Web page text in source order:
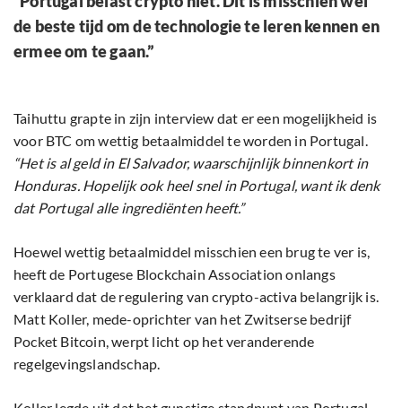
de beste tijd om de technologie te leren kennen en
ermee om te gaan.”
Taihuttu grapte in zijn interview dat er een mogelijkheid is
voor BTC om wettig betaalmiddel te worden in Portugal.
“Het is al geld in El Salvador, waarschijnlijk binnenkort in
Honduras. Hopelijk ook heel snel in Portugal, want ik denk
dat Portugal alle ingrediënten heeft.”
Hoewel wettig betaalmiddel misschien een brug te ver is,
heeft de Portugese Blockchain Association onlangs
verklaard dat de regulering van crypto-activa belangrijk is.
Matt Koller, mede-oprichter van het Zwitserse bedrijf
Pocket Bitcoin, werpt licht op het veranderende
regelgevingslandschap.